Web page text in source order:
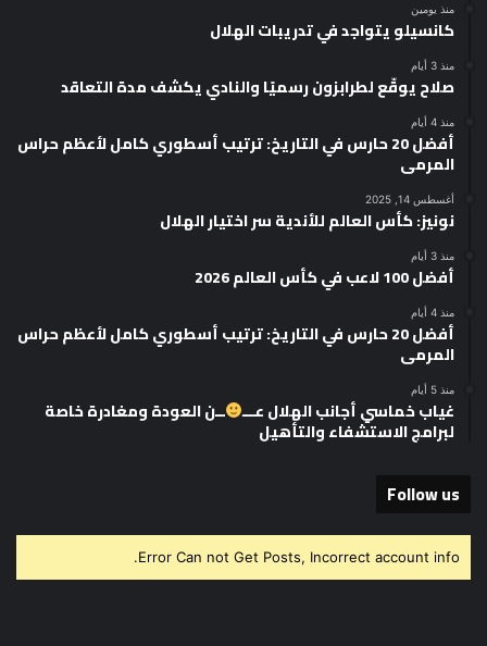
منذ يومين
كانسيلو يتواجد في تدريبات الهلال
منذ 3 أيام
صلاح يوقّع لطرابزون رسميًا والنادي يكشف مدة التعاقد
منذ 4 أيام
أفضل 20 حارس في التاريخ: ترتيب أسطوري كامل لأعظم حراس
المرمى
أغسطس 14, 2025
نونيز: كأس العالم للأندية سر اختيار الهلال
منذ 3 أيام
أفضل 100 لاعب في كأس العالم 2026
منذ 4 أيام
أفضل 20 حارس في التاريخ: ترتيب أسطوري كامل لأعظم حراس
المرمى
منذ 5 أيام
غياب خماسي أجانب الهلال عـــ ــن العودة ومغادرة خاصة
لبرامج الاستشفاء والتأهيل
Follow us
Error Can not Get Posts, Incorrect account info.